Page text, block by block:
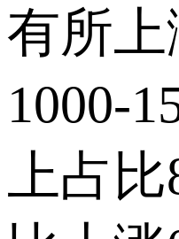
有所上
1000-
上占比